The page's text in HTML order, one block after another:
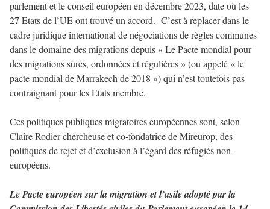
parlement et le conseil européen en décembre 2023, date où les
27 Etats de l’UE ont trouvé un accord. C’est à replacer dans le
cadre juridique international de négociations de règles communes
dans le domaine des migrations depuis « Le Pacte mondial pour
des migrations sûres, ordonnées et régulières » (ou appelé « le
pacte mondial de Marrakech de 2018 ») qui n’est toutefois pas
contraignant pour les Etats membre.
Ces politiques publiques migratoires européennes sont, selon
Claire Rodier chercheuse et co-fondatrice de Mireurop, des
politiques de rejet et d’exclusion à l’égard des réfugiés non-
européens.
Le Pacte européen sur la migration et l’asile adopté par la